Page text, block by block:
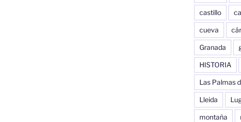
castillo
cueva
Granada
HISTORIA
Las Palmas
Lleida
montaña